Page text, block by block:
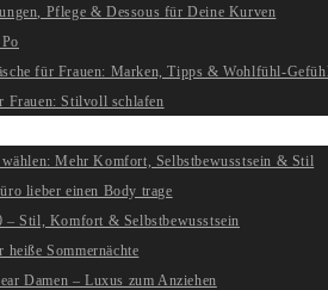
Pflege & Dessous für Deine Kurven
für Frauen: Marken, Tipps & Wohlfühl-
Frauen: Stilvoll schlafen
Mehr Komfort, Selbstbewusstsein & Stil
lieber einen Body trage
– Stil, Komfort & Selbstbewusstsein
heiße Sommernächte
Damen – Luxus zum Anziehen